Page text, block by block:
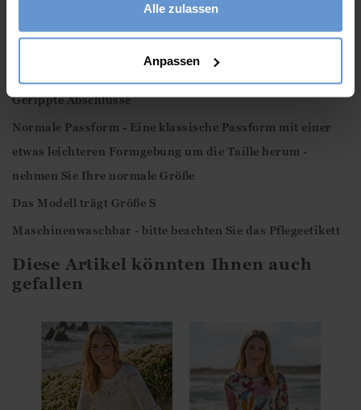
Alle zulassen
Anpassen
90% Merinowolle und 10 % Kaschmir
Lange Ärmel
Gerippte Abschlüsse
Normale Passform - Eine klassische Passform mit einer
etwas leichteren Formgebung um die Taille herum -
nehmen Sie Ihre normale Größe
Das Modell trägt Größe S
Maschinenwaschbar - bitte beachten Sie das Pflegeetikett
Diese Artikel könnten Ihnen auch
gefallen